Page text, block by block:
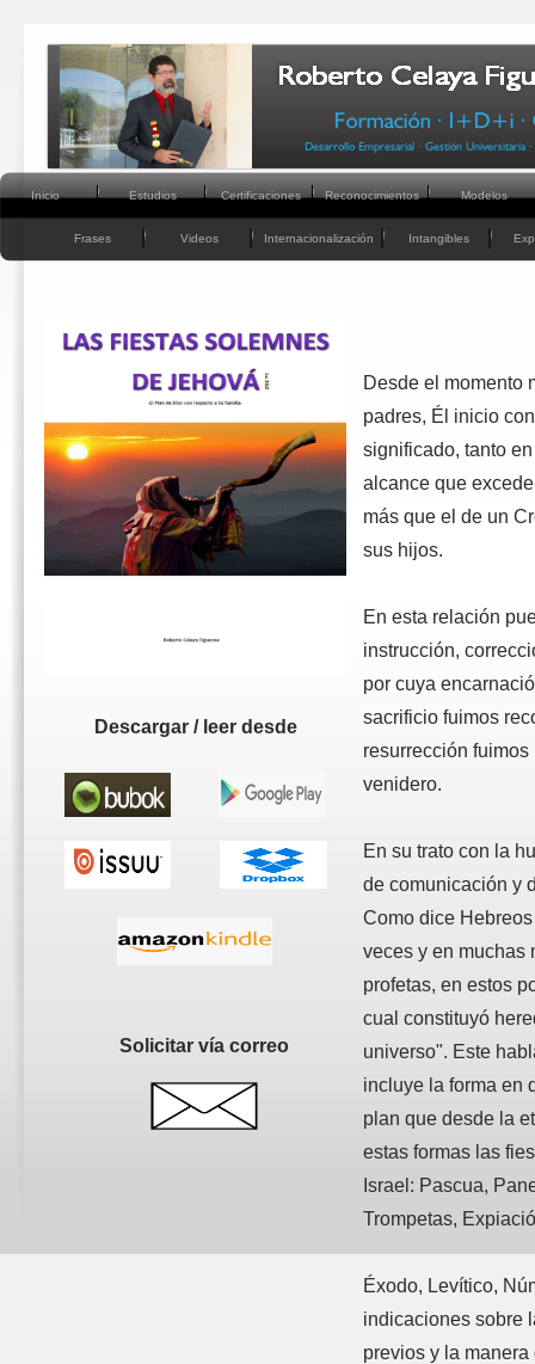
Inicio Estudios Certificaciones Reconocimientos Modelos
Frases Videos Internacionalización Intangibles
Desde el momento
padres, Él inicio
significado, tanto
alcance que
más que el de un
sus hijos.
En esta relación
instrucción,
por cuya
sacrificio fuimos
resurrección
venidero.
En su trato con la
de comunicación y
Como dice
veces y en muchas
profetas, en estos
cual constituyó
universo". Este
incluye la forma en
plan que desde la
estas formas las
Israel: Pascua,
Trompetas,
Éxodo, Levítico,
indicaciones sobre
previos y la
Descargar / leer desde
Solicitar vía correo